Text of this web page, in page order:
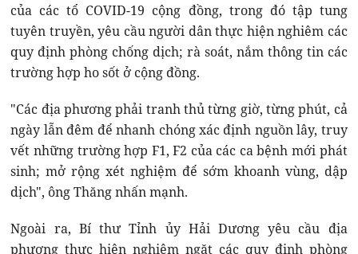
của các tổ COVID-19 cộng đồng, trong đó tập tung
tuyên truyền, yêu cầu người dân thực hiện nghiêm các
quy định phòng chống dịch; rà soát, nắm thông tin các
trường hợp ho sốt ở cộng đồng.
"Các địa phương phải tranh thủ từng giờ, từng phút, cả
ngày lẫn đêm để nhanh chóng xác định nguồn lây, truy
vết những trường hợp F1, F2 của các ca bệnh mới phát
sinh; mở rộng xét nghiệm để sớm khoanh vùng, dập
dịch", ông Thăng nhấn mạnh.
Ngoài ra, Bí thư Tỉnh ủy Hải Dương yêu cầu địa
phương thực hiện nghiêm ngặt các quy định phòng